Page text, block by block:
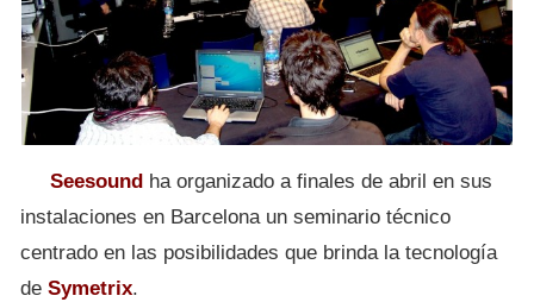
Seesound ha organizado a finales de abril en sus
instalaciones en Barcelona un seminario técnico
centrado en las posibilidades que brinda la tecnología
de Symetrix.